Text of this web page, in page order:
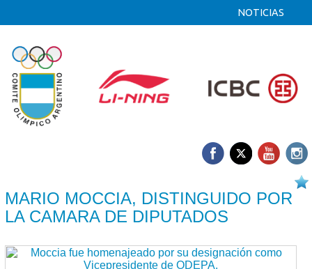
NOTICIAS
MARIO MOCCIA, DISTINGUIDO POR
LA CAMARA DE DIPUTADOS